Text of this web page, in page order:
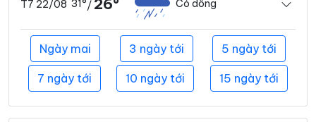
T7 22/08 31°/ 26° Có dông
Ngày mai 3 ngày tới 5 ngày tới
7 ngày tới 10 ngày tới 15 ngày tới